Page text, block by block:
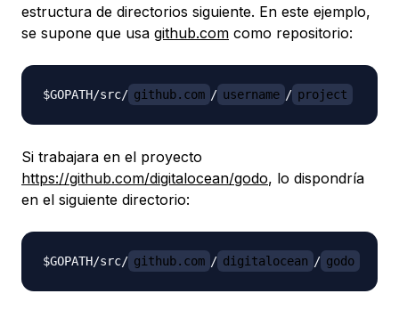
estructura de directorios siguiente. En este ejemplo,
se supone que usa github.com como repositorio:
$GOPATH/src/ github.com / username / project
Si trabajara en el proyecto
https://github.com/digitalocean/godo, lo dispondría
en el siguiente directorio:
$GOPATH/src/ github.com / digitalocean / godo